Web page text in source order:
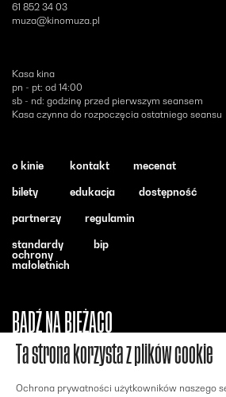
Ta strona korzysta z plików cookie
Ochrona prywatności użytkowników naszego
61 852 34 03
muza@kinomuza.pl
Kasa kina
pn - pt: od 14:00
sb - nd: godzinę przed pierwszym seansem
Kasa czynna do rozpoczęcia ostatniego seansu
BĄDŹ NA BIEŻĄCO
Otwiera się w nowym oknie
Otwiera się w nowym
Otwiera się w
o kinie kontakt mecenat
bilety edukacja dostępność
partnerzy regulamin
standardy
ochrony
małoletnich
bip